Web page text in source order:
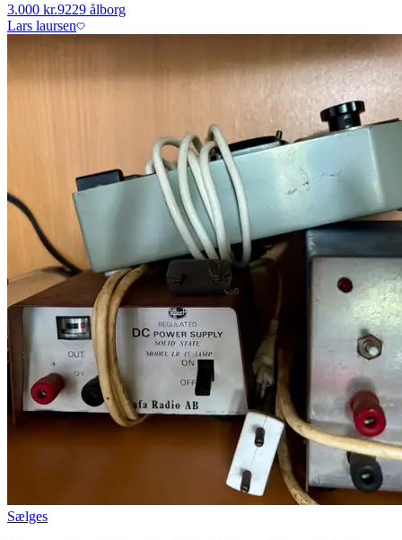
3.000 kr.9229 ålborg
Lars laursen
Sælges